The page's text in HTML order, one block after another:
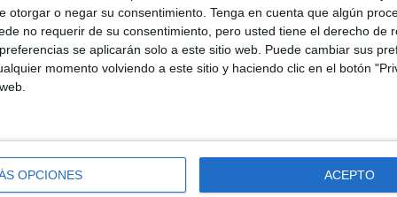
otorgar o negar su consentimiento. Tenga en cuenta que algún
no requerir de su consentimiento, pero usted tiene el derecho de
se aplicarán solo a este sitio web. Puede cambiar sus
momento volviendo a este sitio y haciendo clic en el botón
OPCIONES ACEPTO
aún más la posición de Marruecos como polo
Norte, ofreciendo mayor competitividad frente a otros
se espera que genere
nuevas oportunidades de